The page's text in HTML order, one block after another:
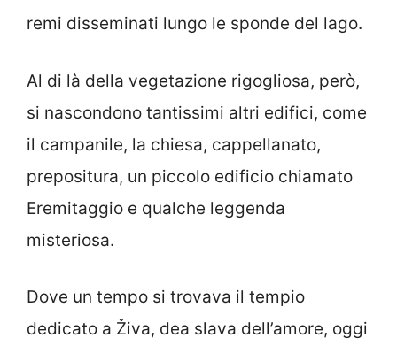
remi disseminati lungo le sponde del lago.
Al di là della vegetazione rigogliosa, però,
si nascondono tantissimi altri edifici, come
il campanile, la chiesa, cappellanato,
prepositura, un piccolo edificio chiamato
Eremitaggio e qualche leggenda
misteriosa.
Dove un tempo si trovava il tempio
dedicato a Živa, dea slava dell’amore, oggi